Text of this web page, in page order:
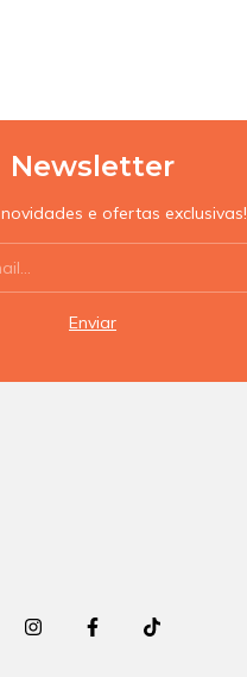
Newsletter
e ofertas exclusivas!